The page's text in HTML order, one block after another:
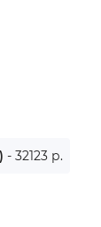
- 32123 р.